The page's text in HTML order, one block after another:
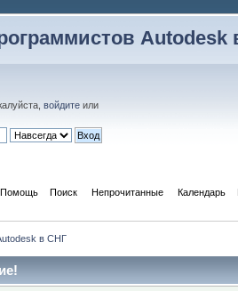
Autodesk
войдите или
Помощь Поиск Непрочитанные Календарь
в СНГ